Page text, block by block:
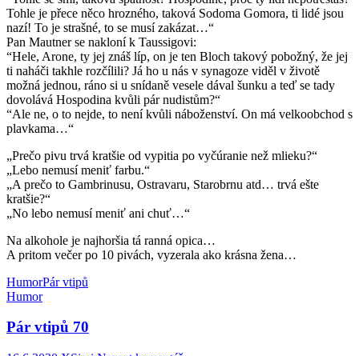
Tohle je přece něco hrozného, taková Sodoma Gomora, ti lidé jsou
nazí! To je strašné, to se musí zakázat…“
Pan Mautner se nakloní k Taussigovi:
“Hele, Arone, ty jej znáš líp, on je ten Bloch takový pobožný, že jej
ti naháči takhle rozčílili? Já ho u nás v synagoze viděl v životě
možná jednou, ráno si u snídaně vesele dával šunku a teď se tady
dovolává Hospodina kvůli pár nudistům?“
“Ale ne, o to nejde, to není kvůli náboženství. On má velkoobchod s
plavkama…“
„Prečo pivu trvá kratšie od vypitia po vyčúranie než mlieku?“
„Lebo nemusí meniť farbu.“
„A prečo to Gambrinusu, Ostravaru, Starobrnu atd… trvá ešte
kratšie?“
„No lebo nemusí meniť ani chuť…“
Na alkohole je najhoršia tá ranná opica…
A pritom večer po 10 pivách, vyzerala ako krásna žena…
HumorPár vtipů
Humor
Pár vtipů 70